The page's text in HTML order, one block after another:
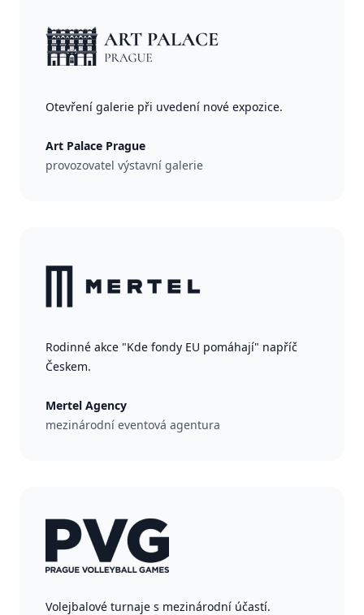
Otevření galerie při uvedení nové expozice.
Art Palace Prague
provozovatel výstavní galerie
Rodinné akce "Kde fondy EU pomáhají" napříč
Českem.
Mertel Agency
mezinárodní eventová agentura
Volejbalové turnaje s mezinárodní účastí.